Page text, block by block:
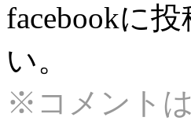
facebookに
い。
※コメント